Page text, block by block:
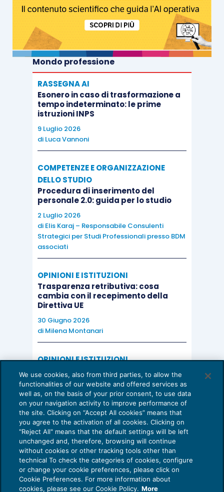
Mondo professione
RASSEGNA AI
Esonero in caso di trasformazione a
tempo indeterminato: le prime
istruzioni INPS
9 Luglio 2026
di Luca Vannoni
COMPETENZE E ORGANIZZAZIONE
DELLO STUDIO
Procedura di inserimento del
personale 2.0: guida per lo studio
2 Luglio 2026
di Elis Karaj – Responsabile Consulenti
Strategici per Studi Professionali presso BDM
associati
OPINIONI E ISTITUZIONI
Trasparenza retributiva: cosa
cambia con il recepimento della
Direttiva UE
30 Giugno 2026
di Milena Montanari
OPINIONI E ISTITUZIONI
Valorizzare il potenziale dello Studio:
una riflessione sul futuro della
consulenza del lavoro
15 Giugno 2026
di Milena Montanari
Privacy Policy
We use cookies, also from third parties, to allow the
functionalities of our website and offered services as
well as, on the basis of your prior consent, to use data
on your navigation activity to improve performance of
the site. Clicking on “Accept All cookies” means that
you agree to the activation of all cookies. Clicking on
"Reject All" means that the default settings will be left
unchanged and, therefore, browsing will continue
without cookies or other tracking tools other than
technical To check the categories of cookies, configure
or change your cookie preferences, please click on
Cookie Preferences. For more information about
cookies, please see our Cookie Policy. More